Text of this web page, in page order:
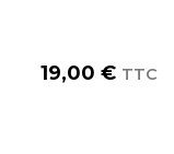
19,00 € TTC